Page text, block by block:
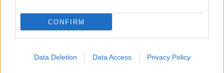
CONFIRM
Data Deletion Data Access Privacy Policy
Iscritto al Registro degli Operatori di Comunicazione n. 37512
© Riproduzione Riservata – Ne è consentita esclusivamente una
riproduzione parziale con citazione della fonte corretta